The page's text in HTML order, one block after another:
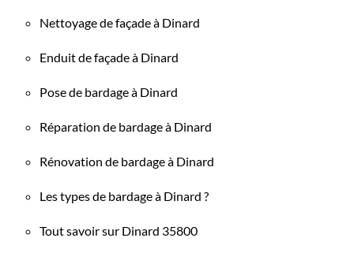
Nettoyage de façade à Dinard
Enduit de façade à Dinard
Pose de bardage à Dinard
Réparation de bardage à Dinard
Rénovation de bardage à Dinard
Les types de bardage à Dinard ?
Tout savoir sur Dinard 35800